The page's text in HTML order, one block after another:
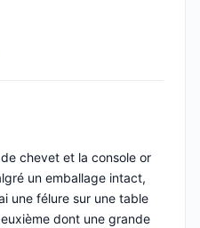
chevet et la console or
un emballage intact,
une félure sur une table
dont une grande